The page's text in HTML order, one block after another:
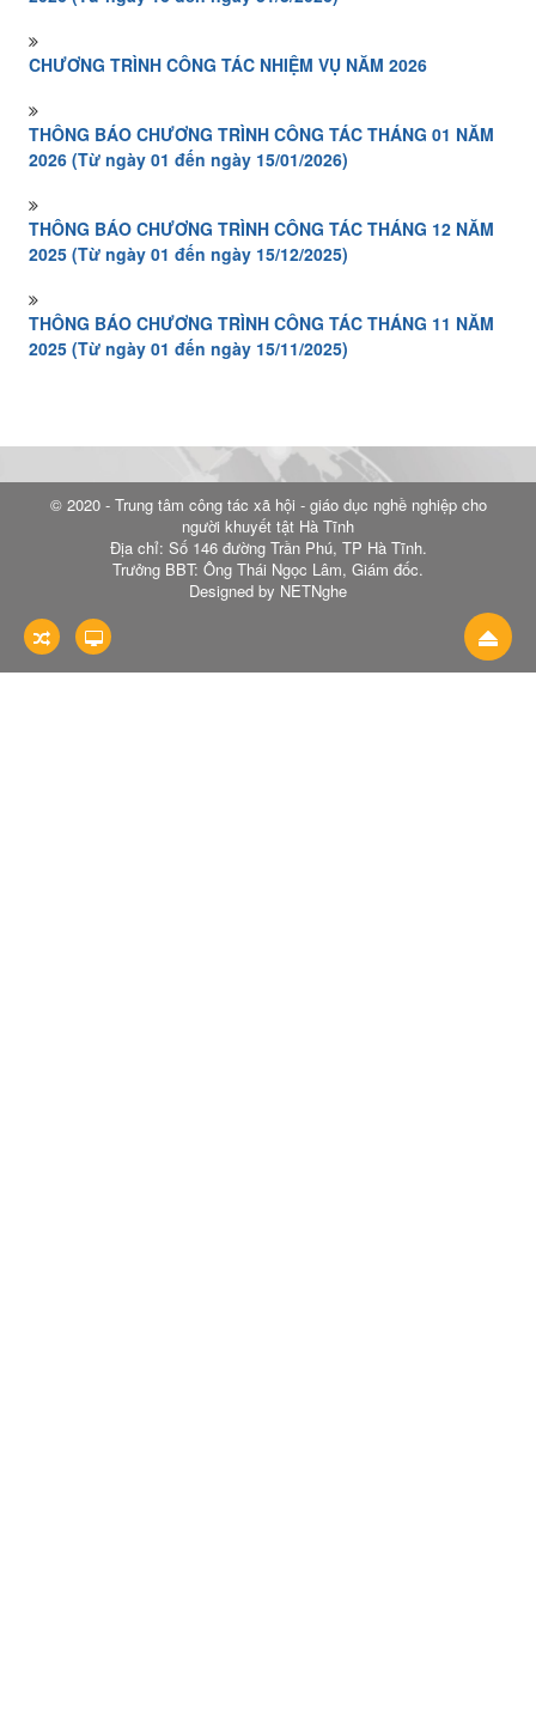
CHƯƠNG TRÌNH CÔNG TÁC NHIỆM VỤ NĂM 2026
THÔNG BÁO CHƯƠNG TRÌNH CÔNG TÁC THÁNG 01 NĂM
2026 (Từ ngày 01 đến ngày 15/01/2026)
THÔNG BÁO CHƯƠNG TRÌNH CÔNG TÁC THÁNG 12 NĂM
2025 (Từ ngày 01 đến ngày 15/12/2025)
THÔNG BÁO CHƯƠNG TRÌNH CÔNG TÁC THÁNG 11 NĂM
2025 (Từ ngày 01 đến ngày 15/11/2025)
© 2020 - Trung tâm công tác xã hội - giáo dục nghề nghiệp cho
người khuyết tật Hà Tĩnh
Địa chỉ: Số 146 đường Trần Phú, TP Hà Tĩnh.
Trưởng BBT: Ông Thái Ngọc Lâm, Giám đốc.
Designed by NETNghe